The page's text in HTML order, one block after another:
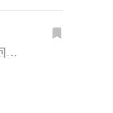
🔸益得(6461)股價上漲，盤中圍繞16元小幅走堅 益得(6461)股價上漲，盤中漲幅約0.95%，報價16元，屬前幾日拉回後的溫和回穩。買盤主要圍繞先前法說所強調的低碳推進劑吸入劑與2027年美國